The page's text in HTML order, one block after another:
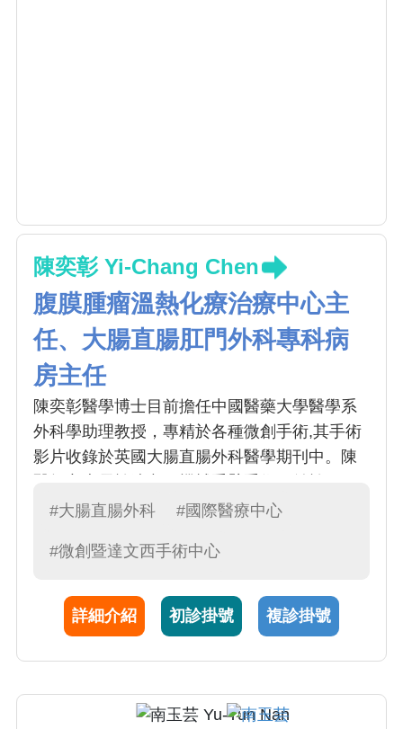
陳奕彰 Yi-Chang Chen
腹膜腫瘤溫熱化療治療中心主
任、大腸直腸肛門外科專科病
房主任
陳奕彰醫學博士目前擔任中國醫藥大學醫學系
外科學助理教授，專精於各種微創手術,其手術
影片收錄於英國大腸直腸外科醫學期刊中。陳
年發表了達文西手術相關論文，該論文刊登於
進行演講。於2025年榮獲擔任中華民國大腸直
他以愛心與同理心對待病人及其家屬，並曾多
次獲得本院優良醫師與親善大使的殊榮。
#大腸直腸外科 #國際醫療中心
#微創暨達文西手術中心
詳細介紹 初診掛號 複診掛號